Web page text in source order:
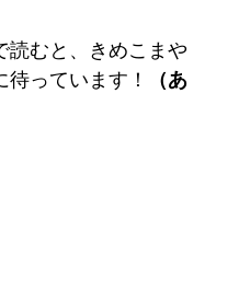
読むと、きめこまや
っています！
（あ